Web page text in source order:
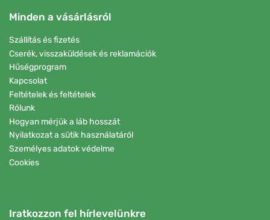
Minden a vásárlásról
Szállítás és fizetés
Cserék, visszaküldések és reklamációk
Hűségprogram
Kapcsolat
Feltételek és feltételek
Rólunk
Hogyan mérjük a láb hosszát
Nyilatkozat a sütik használatáról
Személyes adatok védelme
Cookies
Iratkozzon fel hírlevelünkre